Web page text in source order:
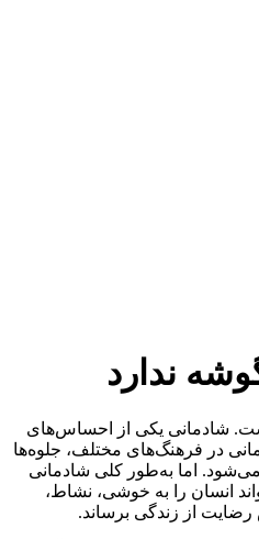
ندارد
شادمانی یکی از احساس‌های
در فرهنگ‌های مختلف، جلوه‌ها
اما به‌طور کلی شادمانی
انسان را به خوشی، نشاط،
از زندگی برساند.